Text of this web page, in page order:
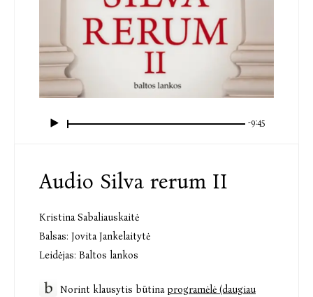
-9:45
Audio Silva rerum II
Kristina Sabaliauskaitė
Balsas: Jovita Jankelaitytė
Leidėjas: Baltos lankos
Norint klausytis būtinaprogramėlė (daugiau